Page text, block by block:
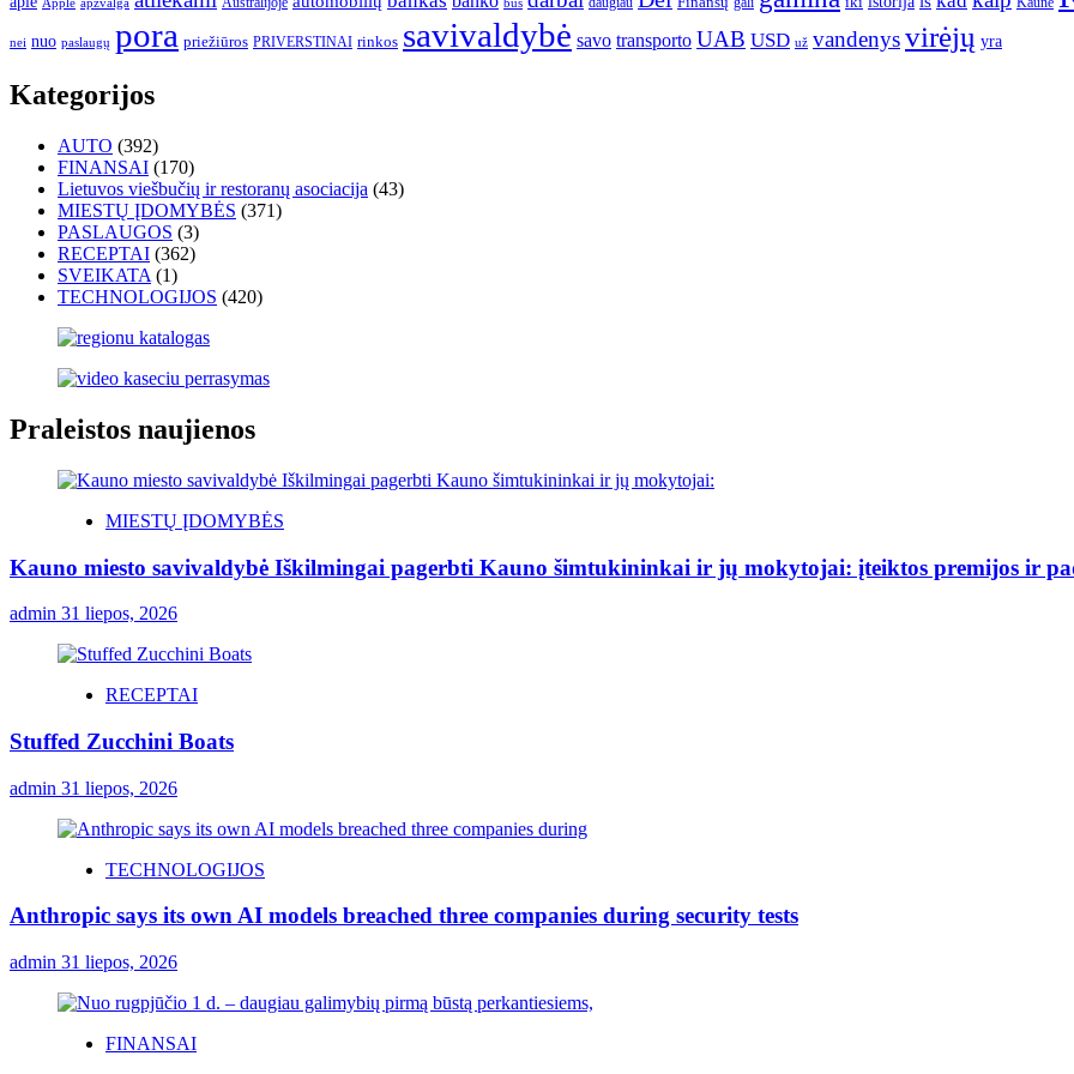
Australijoje bus
nei nuo paslaugų pora priežiūros PRIVERSTINAI rinkos savivaldybė savo transporto UAB USD už vandenysvirėjų yra
Kategorijos
AUTO (392)
FINANSAI (170)
Lietuvos viešbučių ir restoranų asociacija (43)
MIESTŲ ĮDOMYBĖS (371)
PASLAUGOS (3)
RECEPTAI (362)
SVEIKATA (1)
TECHNOLOGIJOS (420)
Praleistos naujienos
MIESTŲ ĮDOMYBĖS
Kauno miesto savivaldybė Iškilmingai pagerbti Kauno šimtukininkai ir jų mokytojai: įteiktos premijos ir
admin 31 liepos, 2026
RECEPTAI
Stuffed Zucchini Boats
admin 31 liepos, 2026
TECHNOLOGIJOS
Anthropic says its own AI models breached three companies during security tests
admin 31 liepos, 2026
FINANSAI